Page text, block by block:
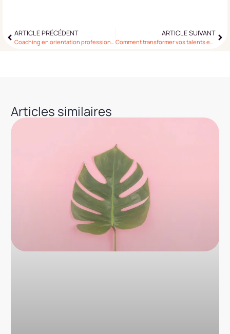
ARTICLE PRÉCÉDENT
Coaching en orientation professionnelle : Trouver ta voie
ARTICLE SUIVANT
Comment transformer vos talents en projet entrepreneurial
Articles similaires